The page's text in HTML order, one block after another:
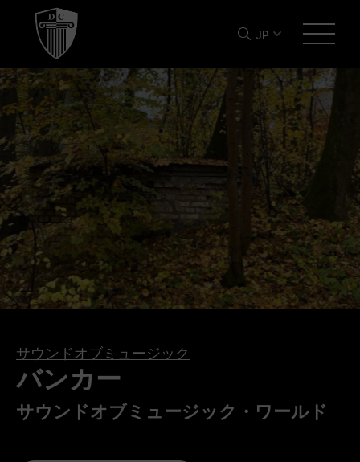
JP
サウンドオブミュージック
バンカー
サウンドオブミュージック・ワールド